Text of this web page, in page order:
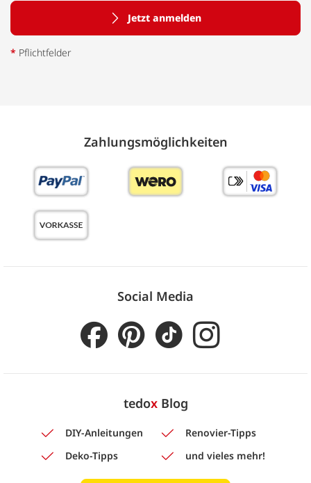
Jetzt anmelden
* Pflichtfelder
Zahlungs­möglich­keiten
Social Media
tedoxBlog
DIY-Anleitungen
Renovier-Tipps
Deko-Tipps
und vieles mehr!